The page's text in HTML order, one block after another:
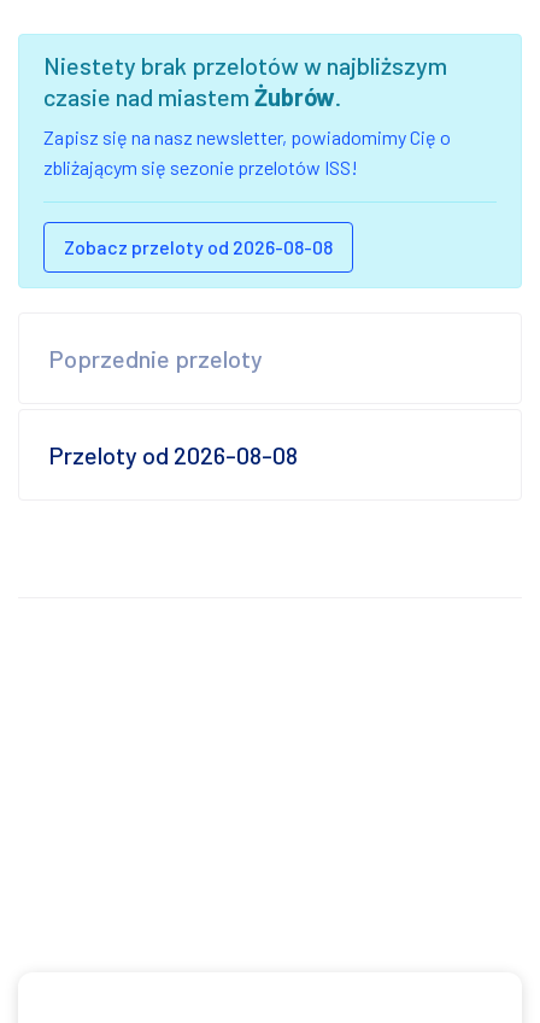
Niestety brak przelotów w najbliższym
czasie nad miastem Żubrów.
Zapisz się na nasz newsletter, powiadomimy Cię o
zbliżającym się sezonie przelotów ISS!
Zobacz przeloty od 2026-08-08
Poprzednie przeloty
Przeloty od 2026-08-08